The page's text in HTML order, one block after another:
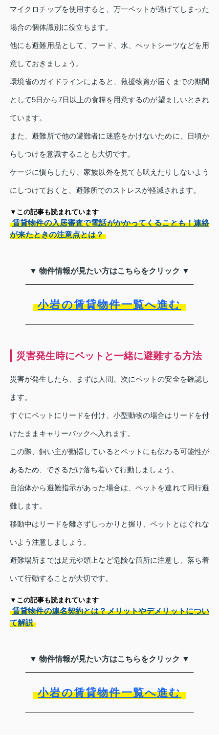
マイクロチップを使用すると、万一ペットが逃げてしまった
場合の個体識別に役立ちます。
他にも避難用品として、フード、水、ペットシーツなどを用
意しておきましょう。
環境省のガイドラインによると、救援物資が届くまでの期間
として5日から7日以上の食糧を用意するのが望ましいとされ
ています。
また、避難所で他の避難者に迷惑をかけないために、日頃か
らしつけを意識することも大切です。
ケージに慣らしたり、家族以外を見ても吠えたりしないよう
にしつけておくと、避難所でのストレスが軽減されます。
▼この記事も読まれています
賃貸物件の入居審査で電話がかかってくることも！連絡
が来たときの注意点とは？
▼ 物件情報が見たい方はこちらをクリック ▼
小岩の賃貸物件一覧へ進む
災害発生時にペットと一緒に避難する方法
災害が発生したら、まずは人間、次にペットの安全を確認し
ます。
すぐにペットにリードを付け、小型動物の場合はリードを付
けたままキャリーバックへ入れます。
この際、飼い主が動揺しているとペットにも伝わる可能性が
あるため、できるだけ落ち着いて行動しましょう。
自治体から避難指示があった場合は、ペットを連れて同行避
難します。
移動中はリードを離さずしっかりと握り、ペットとはぐれな
いよう注意しましょう。
避難場所までは足元や頭上など危険な箇所に注意し、落ち着
いて行動することが大切です。
▼この記事も読まれています
賃貸物件の連名契約とは？メリットやデメリットについ
て解説
▼ 物件情報が見たい方はこちらをクリック ▼
小岩の賃貸物件一覧へ進む